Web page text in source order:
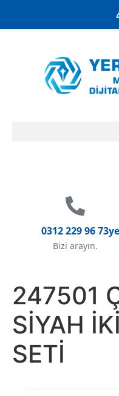
0312 229 96 73
Bizi arayın.
247501
SİYAH
SETİ